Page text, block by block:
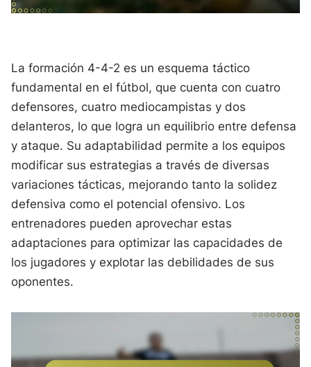
La formación 4-4-2 es un esquema táctico
fundamental en el fútbol, que cuenta con cuatro
defensores, cuatro mediocampistas y dos
delanteros, lo que logra un equilibrio entre defensa
y ataque. Su adaptabilidad permite a los equipos
modificar sus estrategias a través de diversas
variaciones tácticas, mejorando tanto la solidez
defensiva como el potencial ofensivo. Los
entrenadores pueden aprovechar estas
adaptaciones para optimizar las capacidades de
los jugadores y explotar las debilidades de sus
oponentes.